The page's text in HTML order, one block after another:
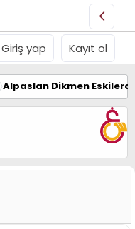
Giriş yap Kayıt ol
Alpaslan Dikmen